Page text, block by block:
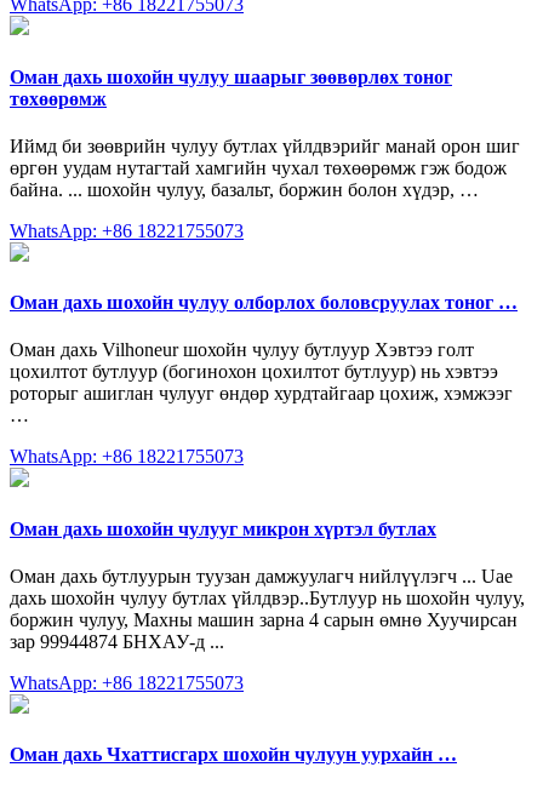
WhatsApp: +86 18221755073
Оман дахь шохойн чулуу шаарыг зөөвөрлөх тоног
төхөөрөмж
Иймд би зөөврийн чулуу бутлах үйлдвэрийг манай орон шиг
өргөн уудам нутагтай хамгийн чухал төхөөрөмж гэж бодож
байна. ... шохойн чулуу, базальт, боржин болон хүдэр, …
WhatsApp: +86 18221755073
Оман дахь шохойн чулуу олборлох боловсруулах тоног …
Оман дахь Vilhoneur шохойн чулуу бутлуур Хэвтээ голт
цохилтот бутлуур (богинохон цохилтот бутлуур) нь хэвтээ
роторыг ашиглан чулууг өндөр хурдтайгаар цохиж, хэмжээг
…
WhatsApp: +86 18221755073
Оман дахь шохойн чулууг микрон хүртэл бутлах
Оман дахь бутлуурын туузан дамжуулагч нийлүүлэгч ... Uae
дахь шохойн чулуу бутлах үйлдвэр..Бутлуур нь шохойн чулуу,
боржин чулуу, Махны машин зарна 4 сарын өмнө Хуучирсан
зар 99944874 БНХАУ-д ...
WhatsApp: +86 18221755073
Оман дахь Чхаттисгарх шохойн чулуун уурхайн …